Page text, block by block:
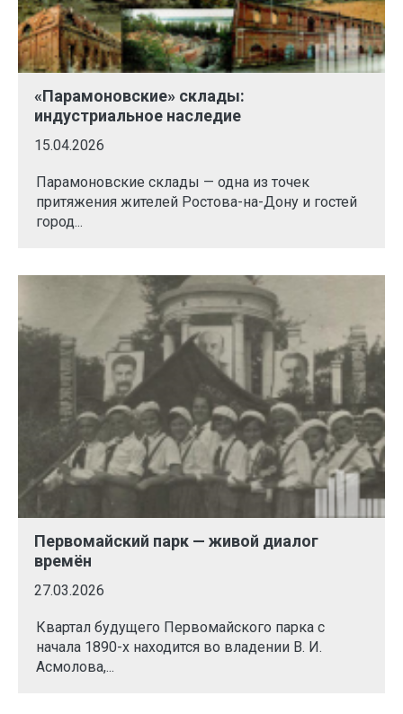
«Парамоновские» склады:
индустриальное наследие
15.04.2026
Парамоновские склады — одна из точек
притяжения жителей Ростова-на-Дону и гостей
город...
Первомайский парк — живой диалог
времён
27.03.2026
Квартал будущего Первомайского парка с
начала 1890-х находится во владении В. И.
Асмолова,...